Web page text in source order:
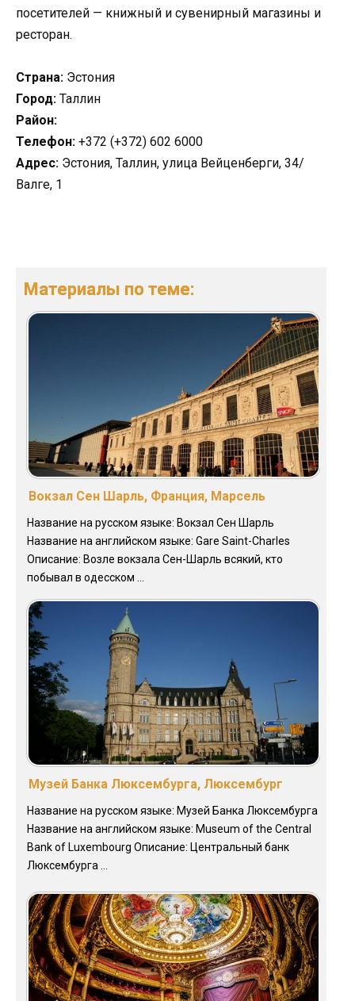
посетителей — книжный и сувенирный магазины и
ресторан.
Страна: Эстония
Город: Таллин
Район:
Телефон: +372 (+372) 602 6000
Адрес: Эстония, Таллин, улица Вейценберги, 34/
Валге, 1
Материалы по теме:
Вокзал Сен Шарль, Франция, Марсель
Название на русском языке: Вокзал Сен Шарль
Название на английском языке: Gare Saint-Charles
Описание: Возле вокзала Сен-Шарль всякий, кто
побывал в одесском ...
Музей Банка Люксембурга, Люксембург
Название на русском языке: Музей Банка Люксембурга
Название на английском языке: Museum of the Central
Bank of Luxembourg Описание: Центральный банк
Люксембурга ...